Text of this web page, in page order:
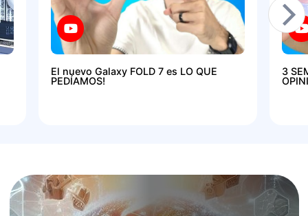
El nuevo Galaxy FOLD 7 es LO QUE
PEDÍAMOS!
3